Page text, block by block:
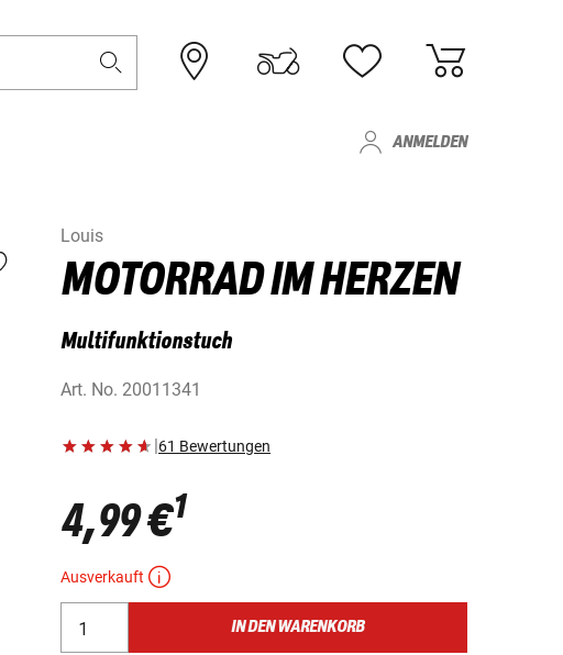
ANMELDEN
Louis
MOTORRAD IM HERZEN
Multifunktionstuch
Art. No. 20011341
|61 Bewertungen
4,99 €1
Ausverkauft
IN DEN WARENKORB